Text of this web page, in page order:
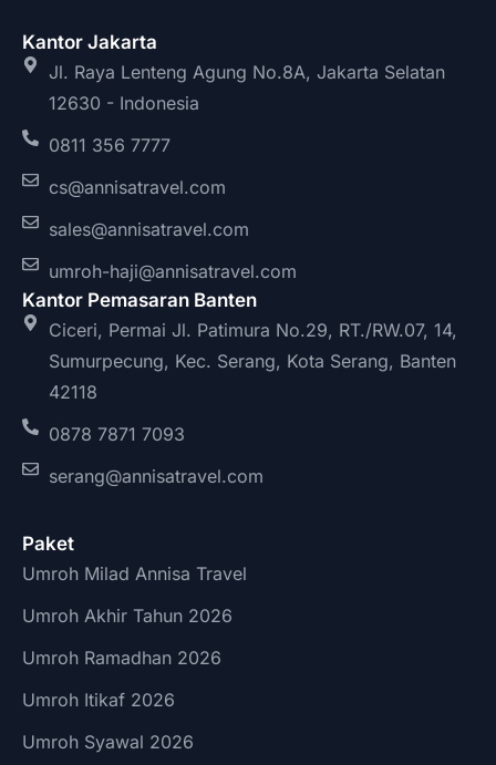
Kantor Jakarta
Jl. Raya Lenteng Agung No.8A, Jakarta Selatan
12630 - Indonesia
0811 356 7777
cs@annisatravel.com
sales@annisatravel.com
umroh-haji@annisatravel.com
Kantor Pemasaran Banten
Ciceri, Permai Jl. Patimura No.29, RT./RW.07, 14,
Sumurpecung, Kec. Serang, Kota Serang, Banten
42118
0878 7871 7093
serang@annisatravel.com
Paket
Umroh Milad Annisa Travel
Umroh Akhir Tahun 2026
Umroh Ramadhan 2026
Umroh Itikaf 2026
Umroh Syawal 2026